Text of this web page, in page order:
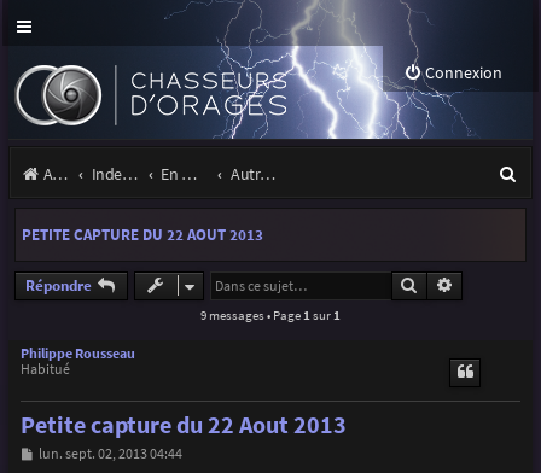
Connexion
Accueil Index du forum En marge des orages Autres images
e
PETITE CAPTURE DU 22 AOUT 2013
Répondre Rechercher
9 messages • Page 1 sur 1
Philippe Rousseau
Habitué
Petite capture du 22 Aout 2013
Mlun. sept. 02, 2013 04:44